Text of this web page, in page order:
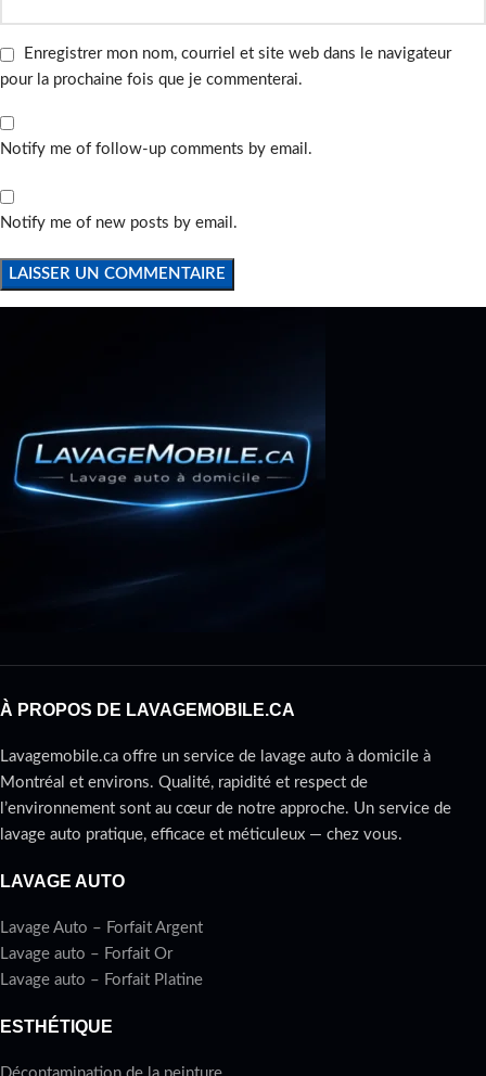
Enregistrer mon nom, courriel et site web dans le navigateur
pour la prochaine fois que je commenterai.
Notify me of follow-up comments by email.
Notify me of new posts by email.
À PROPOS DE LAVAGEMOBILE.CA
Lavagemobile.ca offre un service de lavage auto à domicile à
Montréal et environs. Qualité, rapidité et respect de
l’environnement sont au cœur de notre approche. Un service de
lavage auto pratique, efficace et méticuleux — chez vous.
LAVAGE AUTO
Lavage Auto – Forfait Argent
Lavage auto – Forfait Or
Lavage auto – Forfait Platine
ESTHÉTIQUE